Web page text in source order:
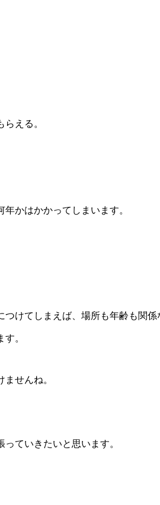
える。
かはかかってしまいます。
つけてしまえば、場所も年齢も関係
。
せんね。
ていきたいと思います。